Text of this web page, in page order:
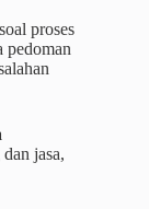
proses
pedoman
jasa,